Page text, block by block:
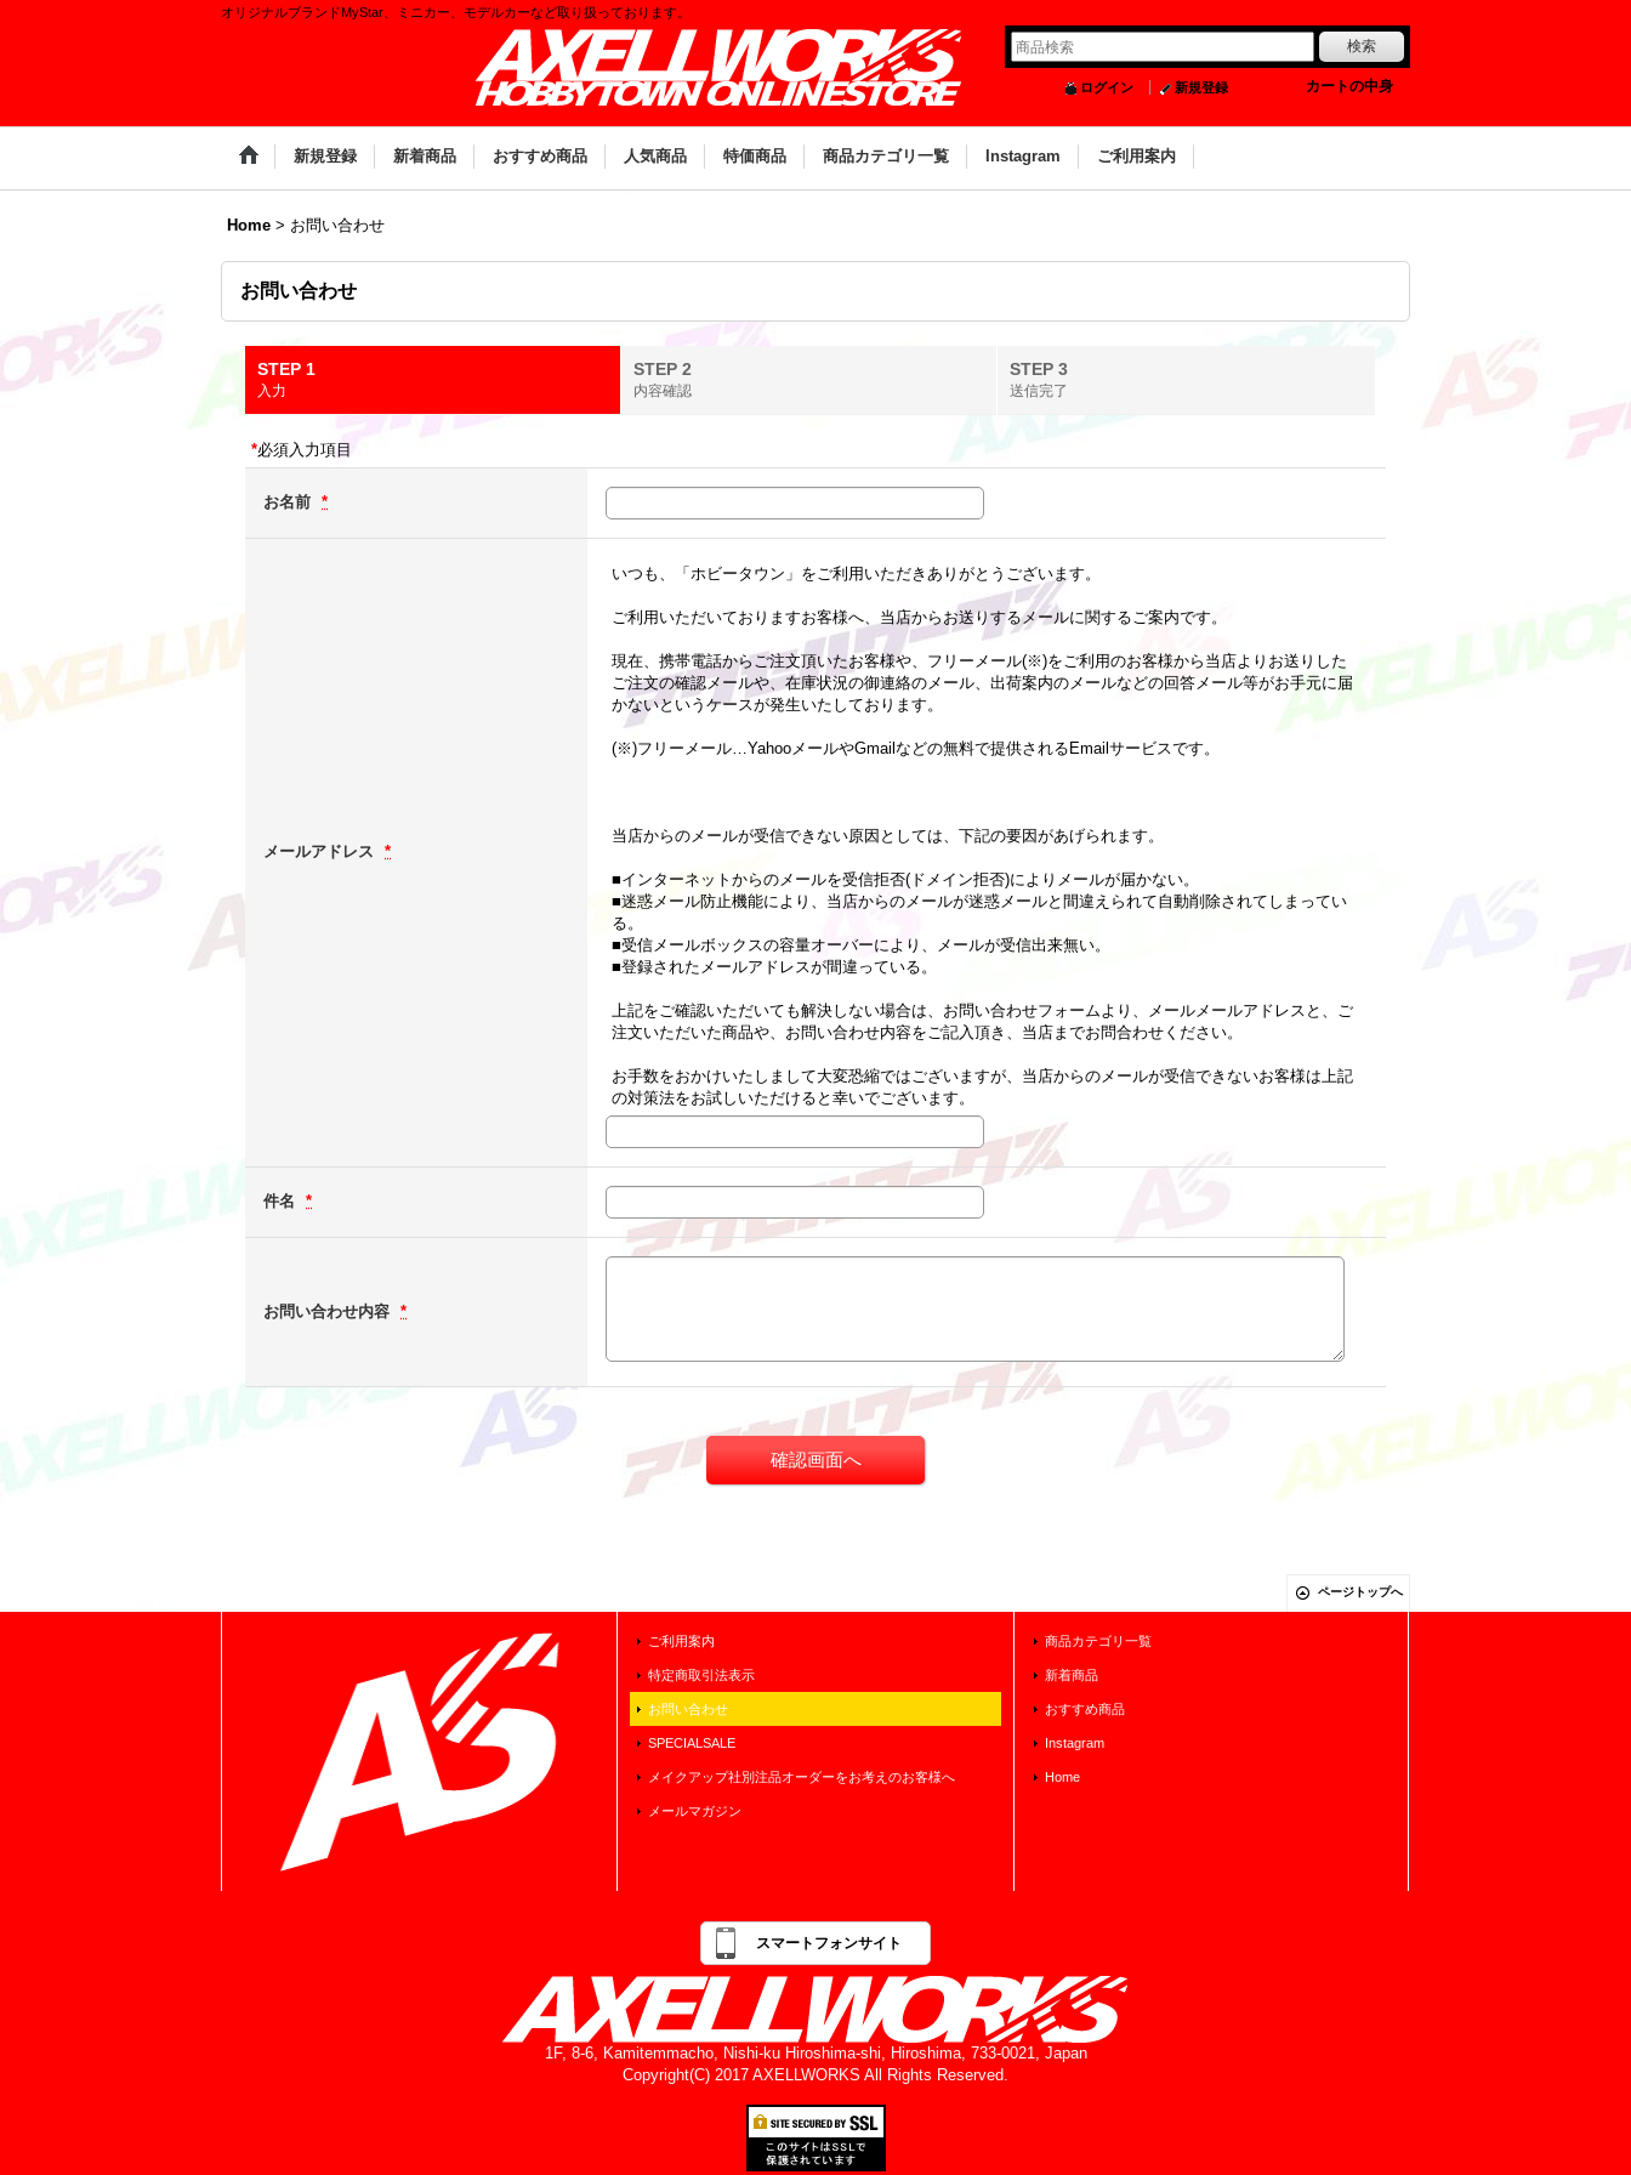
オリジナルブランドMyStar、ミニカー、モデルカーなど取り扱っております。
カートの中身
ログイン 新規登録
新規登録 新着商品 おすすめ商品 人気商品 特価商品 商品カテゴリ一覧 Instagram ご利用案内
Home > お問い合わせ
お問い合わせ
STEP 1
入力
STEP 2
内容確認
STEP 3
送信完了
*必須入力項目
お名前 *
メールアドレス *
いつも、「ホビータウン」をご利用いただきありがとうございます。
ご利用いただいておりますお客様へ、当店からお送りするメールに関するご案内です。
現在、携帯電話からご注文頂いたお客様や、フリーメール(※)をご利用のお客様から当店よりお送りした
ご注文の確認メールや、在庫状況の御連絡のメール、出荷案内のメールなどの回答メール等がお手元に届
かないというケースが発生いたしております。
(※)フリーメール…YahooメールやGmailなどの無料で提供されるEmailサービスです。
当店からのメールが受信できない原因としては、下記の要因があげられます。
■インターネットからのメールを受信拒否(ドメイン拒否)によりメールが届かない。
■迷惑メール防止機能により、当店からのメールが迷惑メールと間違えられて自動削除されてしまってい
る。
■受信メールボックスの容量オーバーにより、メールが受信出来無い。
■登録されたメールアドレスが間違っている。
上記をご確認いただいても解決しない場合は、お問い合わせフォームより、メールメールアドレスと、ご
注文いただいた商品や、お問い合わせ内容をご記入頂き、当店までお問合わせください。
お手数をおかけいたしまして大変恐縮ではございますが、当店からのメールが受信できないお客様は上記
の対策法をお試しいただけると幸いでございます。
件名 *
お問い合わせ内容 *
ページトップへ
ご利用案内
特定商取引法表示
お問い合わせ
SPECIALSALE
メイクアップ社別注品オーダーをお考えのお客様へ
メールマガジン
商品カテゴリ一覧
新着商品
おすすめ商品
Instagram
Home
スマートフォンサイト
1F, 8-6, Kamitemmacho, Nishi-ku Hiroshima-shi, Hiroshima, 733-0021, Japan
Copyright(C) 2017 AXELLWORKS All Rights Reserved.